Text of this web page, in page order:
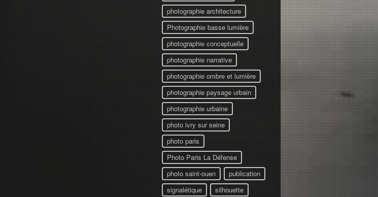
photographie architecture
Photographie basse lumière
photographie conceptuelle
photographie narrative
photographie ombre et lumière
photographie paysage urbain
photographie urbaine
photo ivry sur seine
photo paris
Photo Paris La Défense
photo saint-ouen
publication
signalétique
silhouette